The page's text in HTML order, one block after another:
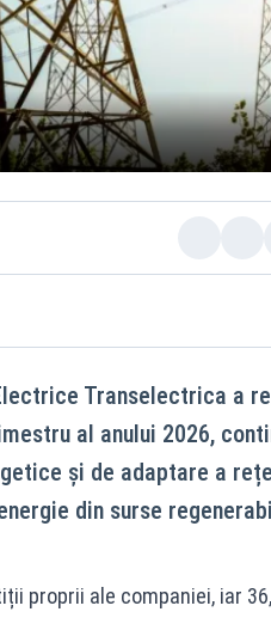
Transelectrica a
al anului 2026,
și de adaptare a
din surse
proprii ale companiei, iar